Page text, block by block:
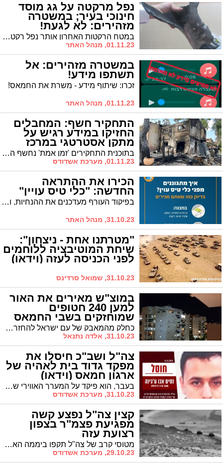
נפל מרקטה על גג מוסד
חינוכי בעיר; במשטרה
מזהירים: לא לגעת!
במטח הרקטות האחרון אותר נפל רקטה על גג מוסד חינוכי באחד הרבעים בעיר. במשטרה מזהירים מפני התעסקות עם נפלים: "לא לגעת"
01.11.23, מנהל האתר
במשטרה מזהירים: אל
תשתפו מידע!
זכרו: שיתוף מידע - משרת את החמאס!
01.11.23, מנהל האתר
התחקיר חשף: המחבלים
החזיקו במידע רגיש על
מתקן אסטרטגי במרכז
הארץ בתוכנית התחקירים 'זמן אמת' נחשף הערב בין היתר כי על המחבלים נתפסו מפות של שני ישובים ובהן סימון מטרות מטריד מאוד, בעיקר בהיבט איסוף המודיעין שהושג
01.11.23, מערכת אשדודס
הכירו את ההתראה
החדשה: "כלי טיס עויין"
בפיקוד העורף מעדכנים את ההנחיות, ולאור הארועים האחרונים אנו נקראים להכיר את ההתראה החדשה שמזהירה מפני 'כלי טיס עויין'. מה ההנחיות במקרה זה?
31.10.23, מנהל האתר
"מטרתנו אחת - ניצחון":
שיחת המוטיבציה ללוחמים
לפני הכניסה לעזה (וידאו)
31.10.23, שמואל סרדינס
במוצ"ש מאירים את האור
למען 240 חטופים
שמוחזקים בשבי החמאס
כחלק מהמאבק של עם ישראל להחזרת החטופות והחטופים הביתה לקהילה שלהם ולאחר חודש שלם בשבי, במוצ"ש הקרוב בשעה 19:00 בערב עם ישראל יתלכד במרפסות
31.10.23, אלדה נתנאל
צה"ל ושב"כ חיסלו את
מפקד גדוד בית לאהיה של
ארגון חמאס (וידאו)
בעבר, הוא פיקד על המערך האווירי של חמאס, ולקח חלק בפיתוח יכולות הכטב״מים ומצנחי הרחיפה של ארגון הטרור. לאורך ליל אמש בפעילות הקרקעית ברצועת עזה חוסלו מחבלים רבים של ארגון הטרור חמאס והושמדו מאות מטרות צבאיות נוספות
31.10.23, מערכת אשדודס
קצין צה"ל נפצע קשה
מפגיעת פצמ"ר בצפון
רצועת עזה
מטוסי קרב של צה"ל תקפו ביממה האחרונה מעל ל-450 מטרות צבאיות של חמאס. קצין צה"ל נפצע באורח קשה כתוצאה מפגיעת פצמ"ר בצפון רצועת עזה.
29.10.23, מערכת אשדודס